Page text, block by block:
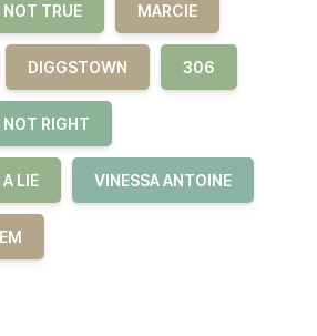
TRUE MARCIE
DIGGSTOWN 306
RIGHT
LIE VINESSA ANTOINE